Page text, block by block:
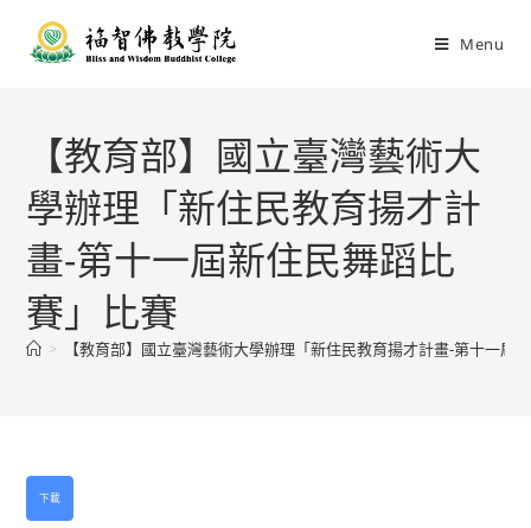
Menu
【教育部】國立臺灣藝術大
學辦理「新住民教育揚才計
畫-第十一屆新住民舞蹈比
賽」比賽
> 【教育部】國立臺灣藝術大學辦理「新住民教育揚才計畫-第十一屆
下載